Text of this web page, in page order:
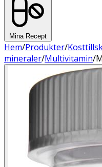
Mina Recept
Hem/Produkter/
mineraler/Multivitamin/